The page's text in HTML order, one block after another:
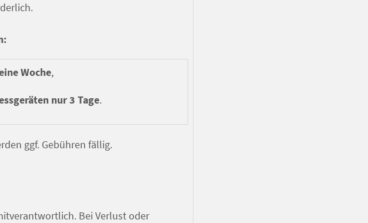
Woche,
nur 3 Tage.
ggf. Gebühren fällig.
Bei Verlust oder